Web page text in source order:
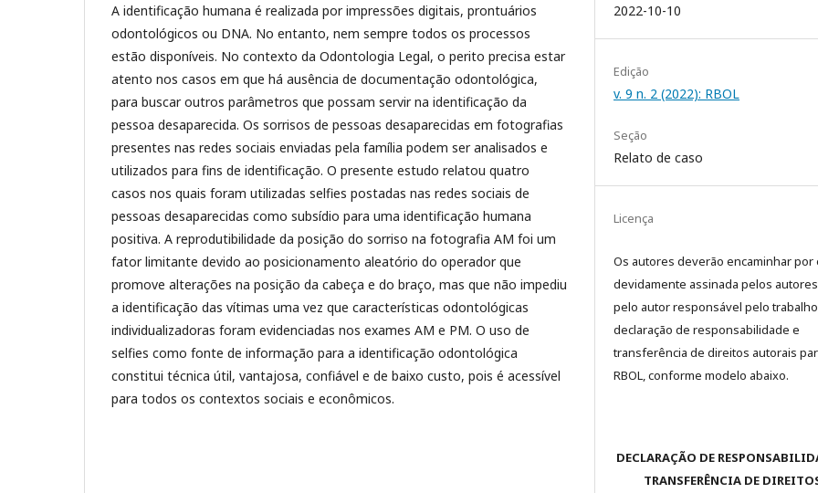
A identificação humana é realizada por impressões digitais, prontuários
odontológicos ou DNA. No entanto, nem sempre todos os processos
estão disponíveis. No contexto da Odontologia Legal, o perito precisa estar
atento nos casos em que há ausência de documentação odontológica,
para buscar outros parâmetros que possam servir na identificação da
pessoa desaparecida. Os sorrisos de pessoas desaparecidas em fotografias
presentes nas redes sociais enviadas pela família podem ser analisados e
utilizados para fins de identificação. O presente estudo relatou quatro
casos nos quais foram utilizadas selfies postadas nas redes sociais de
pessoas desaparecidas como subsídio para uma identificação humana
positiva. A reprodutibilidade da posição do sorriso na fotografia AM foi um
fator limitante devido ao posicionamento aleatório do operador que
promove alterações na posição da cabeça e do braço, mas que não impediu
a identificação das vítimas uma vez que características odontológicas
individualizadoras foram evidenciadas nos exames AM e PM. O uso de
selfies como fonte de informação para a identificação odontológica
constitui técnica útil, vantajosa, confiável e de baixo custo, pois é acessível
para todos os contextos sociais e econômicos.​
2022-10-10
Edição
v. 9 n. 2 (2022): RBOL
Seção
Relato de caso
Licença
Os autores deverão encaminhar por
devidamente assinada pelos
pelo autor responsável pelo
declaração de responsabilidade e
transferência de direitos autorais
RBOL, conforme modelo abaixo.
DECLARAÇÃO DE
TRANSFERÊNCIA DE